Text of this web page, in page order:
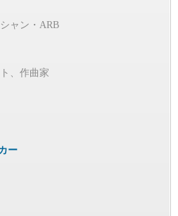
ャン・ARB
、作曲家
ー